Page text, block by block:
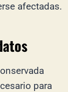
afectadas.
para